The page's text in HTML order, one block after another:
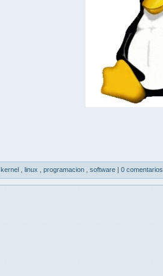
kernel linux programacion software | 0 comentarios